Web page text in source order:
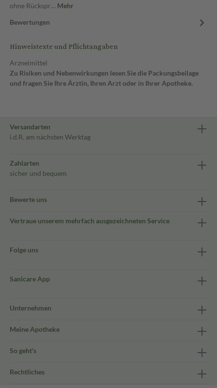
ohne Rückspr… Mehr
Bewertungen
Hinweistexte und Pflichtangaben
Arzneimittel
Zu Risiken und Nebenwirkungen lesen Sie die Packungsbeilage
und fragen Sie Ihre Ärztin, Ihren Arzt oder in Ihrer Apotheke.
Versandarten
i.d.R. am nächsten Werktag
Zahlarten
sicher und bequem
Bewerte uns
Vertraue unserem mehrfach ausgezeichneten Service
Folge uns
Sanicare App
Unternehmen
Meine Apotheke
So geht's
Rechtliches